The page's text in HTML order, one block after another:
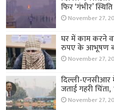
फिर ‘गंभीर’
November 27,
घर में काम करने
रुपए के आभूषण
November 27,
दिल्ली-एनसीआर
जताई गहरी
November 27,